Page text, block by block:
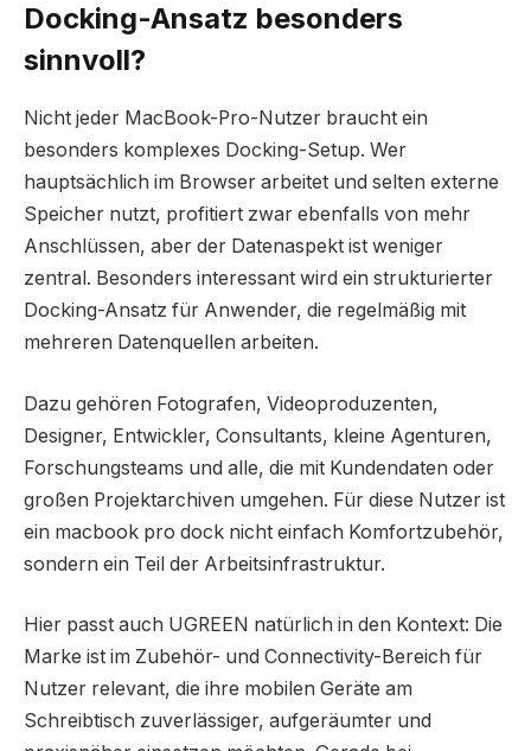
Docking-Ansatz besonders
sinnvoll?
Nicht jeder MacBook-Pro-Nutzer braucht ein
besonders komplexes Docking-Setup. Wer
hauptsächlich im Browser arbeitet und selten externe
Speicher nutzt, profitiert zwar ebenfalls von mehr
Anschlüssen, aber der Datenaspekt ist weniger
zentral. Besonders interessant wird ein strukturierter
Docking-Ansatz für Anwender, die regelmäßig mit
mehreren Datenquellen arbeiten.
Dazu gehören Fotografen, Videoproduzenten,
Designer, Entwickler, Consultants, kleine Agenturen,
Forschungsteams und alle, die mit Kundendaten oder
großen Projektarchiven umgehen. Für diese Nutzer ist
ein macbook pro dock nicht einfach Komfortzubehör,
sondern ein Teil der Arbeitsinfrastruktur.
Hier passt auch UGREEN natürlich in den Kontext: Die
Marke ist im Zubehör- und Connectivity-Bereich für
Nutzer relevant, die ihre mobilen Geräte am
Schreibtisch zuverlässiger, aufgeräumter und